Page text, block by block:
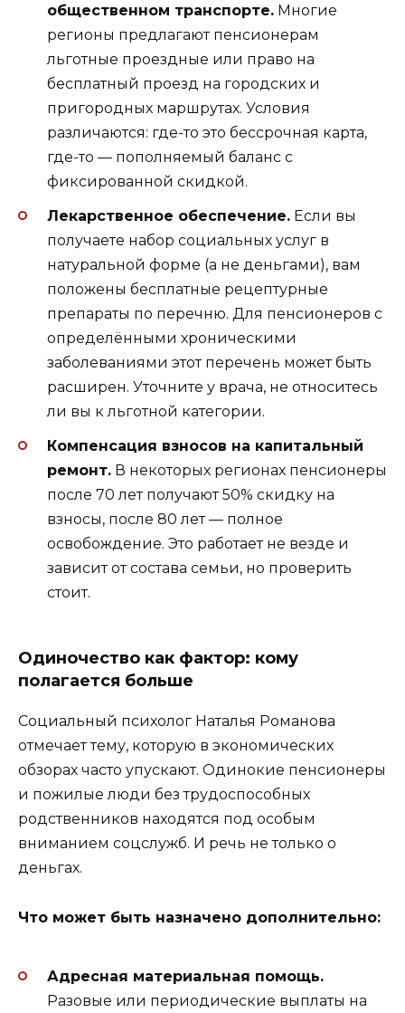
общественном транспорте. Многие
регионы предлагают пенсионерам
льготные проездные или право на
бесплатный проезд на городских и
пригородных маршрутах. Условия
различаются: где-то это бессрочная карта,
где-то — пополняемый баланс с
фиксированной скидкой.
Лекарственное обеспечение. Если вы
получаете набор социальных услуг в
натуральной форме (а не деньгами), вам
положены бесплатные рецептурные
препараты по перечню. Для пенсионеров с
определёнными хроническими
заболеваниями этот перечень может быть
расширен. Уточните у врача, не относитесь
ли вы к льготной категории.
Компенсация взносов на капитальный
ремонт. В некоторых регионах пенсионеры
после 70 лет получают 50% скидку на
взносы, после 80 лет — полное
освобождение. Это работает не везде и
зависит от состава семьи, но проверить
стоит.
Одиночество как фактор: кому
полагается больше
Социальный психолог Наталья Романова
отмечает тему, которую в экономических
обзорах часто упускают. Одинокие пенсионеры
и пожилые люди без трудоспособных
родственников находятся под особым
вниманием соцслужб. И речь не только о
деньгах.
Что может быть назначено дополнительно:
Адресная материальная помощь.
Разовые или периодические выплаты на